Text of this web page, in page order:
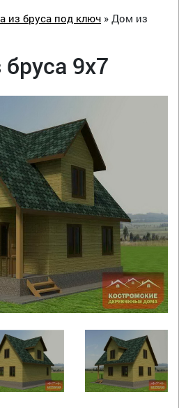
из бруса под ключ » Дом из
9х7